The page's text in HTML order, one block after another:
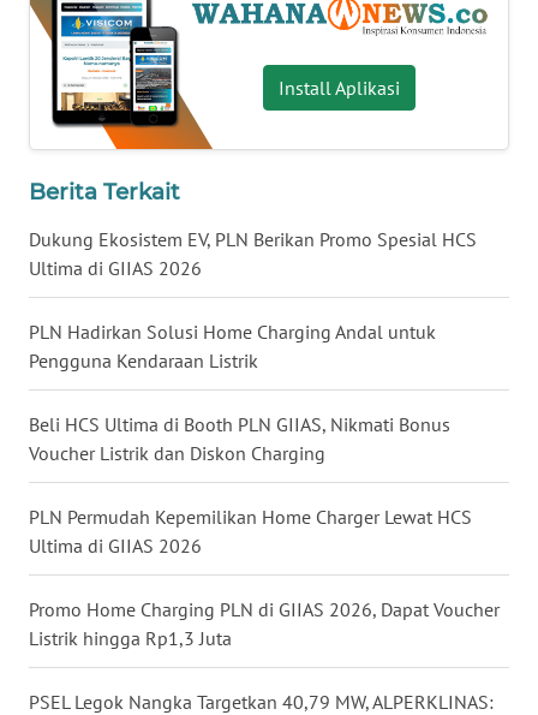
Install Aplikasi
Berita Terkait
Dukung Ekosistem EV, PLN Berikan Promo Spesial HCS
Ultima di GIIAS 2026
PLN Hadirkan Solusi Home Charging Andal untuk
Pengguna Kendaraan Listrik
Beli HCS Ultima di Booth PLN GIIAS, Nikmati Bonus
Voucher Listrik dan Diskon Charging
PLN Permudah Kepemilikan Home Charger Lewat HCS
Ultima di GIIAS 2026
Promo Home Charging PLN di GIIAS 2026, Dapat Voucher
Listrik hingga Rp1,3 Juta
PSEL Legok Nangka Targetkan 40,79 MW, ALPERKLINAS:
WN
KALTARA
WN
WN
KALTIM
WN
WN
WN
MALUT